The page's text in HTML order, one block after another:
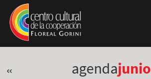
Pasar al contenido principal
Jump to main content
« agendajunio